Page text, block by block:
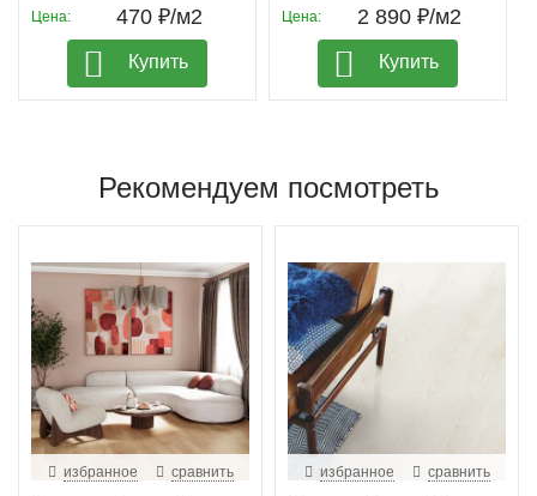
Цена: 470 ₽/м2
Купить
Цена: 2 890 ₽/м2
Купить
Рекомендуем посмотреть
избранное сравнить избранное сравнить